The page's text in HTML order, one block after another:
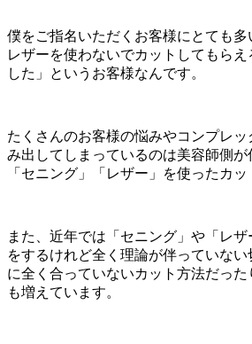
僕をご指名いただくお客様にとても
レザーを使わないでカットしてもらえ
した」というお客様なんです。
たくさんのお客様の悩みやコンプレ
み出してしまっているのは美容師側が
「セニング」「レザー」を使ったカッ
また、近年では「セニング」や「レザ
をするけれど全く理論が伴っていな
に全く合っていないカット方法だっ
も増えています。